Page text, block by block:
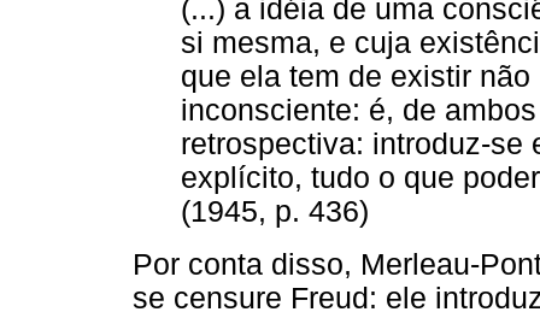
(...) a idéia de uma
si mesma, e cuja
que ela tem de existir
inconsciente: é, de
retrospectiva: introduz-se
explícito, tudo o que
(1945, p. 436)
Por conta disso, Merleau-
se censure Freud: ele